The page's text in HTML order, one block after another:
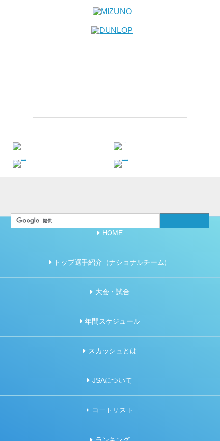
HOME
トップ選手紹介（ナショナルチーム）
大会・試合
年間スケジュール
スカッシュとは
JSAについて
コートリスト